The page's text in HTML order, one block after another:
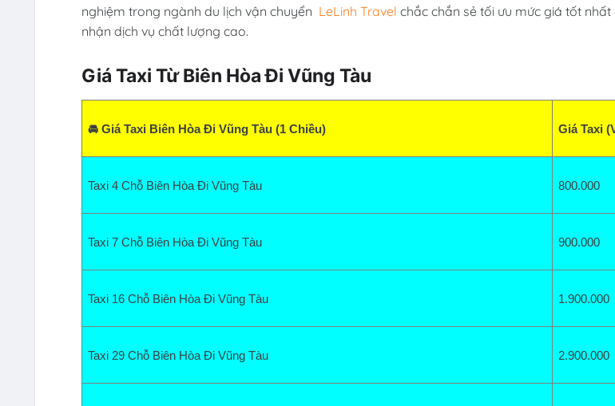
nghiệm trong ngành du lịch vận chuyển LeLinh Travel chắc chắn sẻ tối ưu mức giá tốt
nhận dịch vụ chất lượng cao.
Giá Taxi Từ Biên Hòa Đi Vũng Tàu
🚘 Giá Taxi Biên Hòa Đi Vũng Tàu (1 Chiều) Giá Taxi
Taxi 4 Chỗ Biên Hòa Đi Vũng Tàu 800.000
Taxi 7 Chỗ Biên Hòa Đi Vũng Tàu 900.000
Taxi 16 Chỗ Biên Hòa Đi Vũng Tàu 1.900.000
Taxi 29 Chỗ Biên Hòa Đi Vũng Tàu 2.900.000